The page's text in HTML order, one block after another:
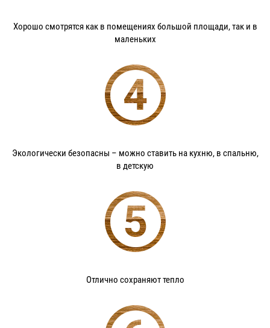
Хорошо смотрятся как в помещениях большой площади, так и в
маленьких
Экологически безопасны – можно ставить на кухню, в спальню,
в детскую
Отлично сохраняют тепло